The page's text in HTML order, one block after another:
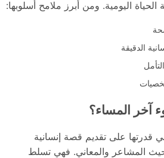
اليومية. ومن أبرز ملامح أسلوبها:
الدقيقة
آخر المساء؟
قدرتها على تقديم قصة إنسانية
المشاعر والمعاني. فهي تسلط